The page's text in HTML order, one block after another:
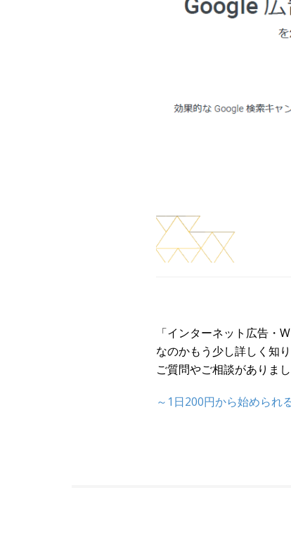
「インターネット広告・
なのかもう少し詳しく知り
ご質問やご相談がありま
～1日200円から始められ